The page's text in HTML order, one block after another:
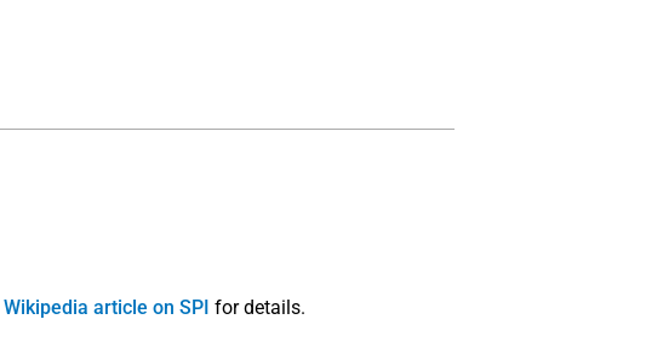
Wikipedia article on SPI for details.